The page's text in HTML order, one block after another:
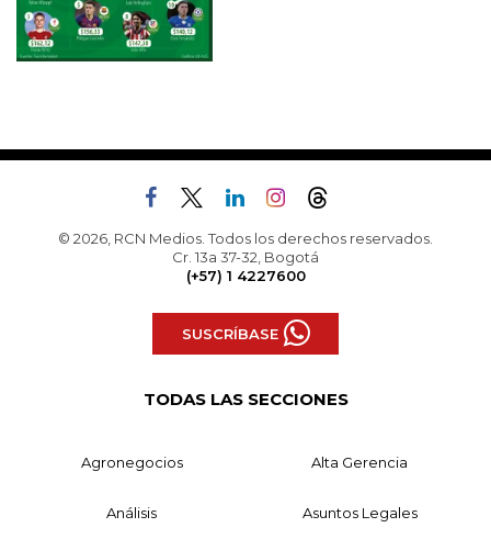
© 2026, RCN Medios. Todos los derechos reservados.
Cr. 13a 37-32, Bogotá
(+57) 1 4227600
SUSCRÍBASE
TODAS LAS SECCIONES
Agronegocios Alta Gerencia
Análisis Asuntos Legales